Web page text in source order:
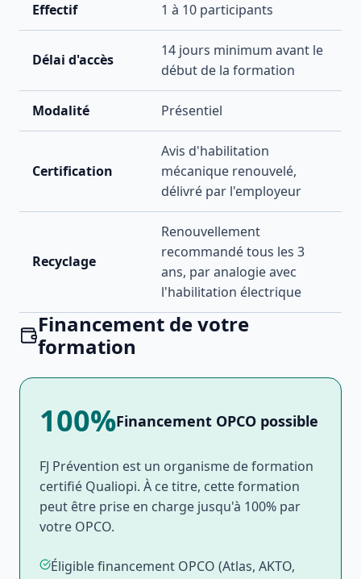
Effectif 1 à 10 participants
Délai d'accès
14 jours minimum avant le
début de la formation
Modalité Présentiel
Certification
Avis d'habilitation
mécanique renouvelé,
délivré par l'employeur
Recyclage
Renouvellement
recommandé tous les 3
ans, par analogie avec
l'habilitation électrique
Financement de votre
formation
100%Financement OPCO possible
FJ Prévention est un organisme de formation
certifié Qualiopi. À ce titre, cette formation
peut être prise en charge jusqu'à 100% par
votre OPCO.
Éligible financement OPCO (Atlas, AKTO,